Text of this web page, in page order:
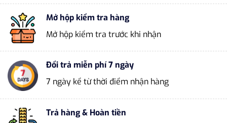
Mở hộp kiểm tra hàng
Mở hộp kiểm tra trước khi nhận
Đổi trả miễn phí 7 ngày
7 ngày kể từ thời điểm nhận hàng
Trả hàng & Hoàn tiền